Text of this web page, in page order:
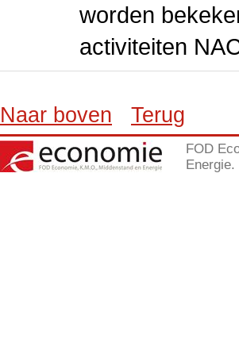
worden
activiteiten
Naar boven Terug
FOD
Energie.